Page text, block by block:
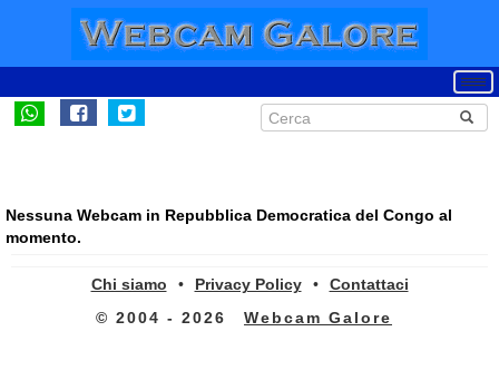
Nessuna Webcam in Repubblica Democratica del Congo al
momento.
Chi siamo • Privacy Policy •
Contattaci
© 2004 - 2026
Webcam Galore